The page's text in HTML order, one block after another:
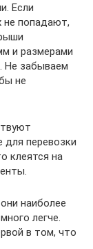
Если
не попадают,
и размерами
Не забываем
не
перевозки
клеятся на
наиболее
легче.
в том, что